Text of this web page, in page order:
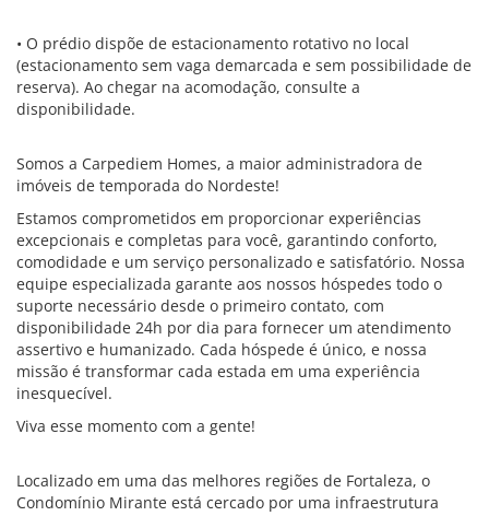
• O prédio dispõe de estacionamento rotativo no local
(estacionamento sem vaga demarcada e sem possibilidade de
reserva). Ao chegar na acomodação, consulte a
disponibilidade.
Somos a Carpediem Homes, a maior administradora de
imóveis de temporada do Nordeste!
Estamos comprometidos em proporcionar experiências
excepcionais e completas para você, garantindo conforto,
comodidade e um serviço personalizado e satisfatório. Nossa
equipe especializada garante aos nossos hóspedes todo o
suporte necessário desde o primeiro contato, com
disponibilidade 24h por dia para fornecer um atendimento
assertivo e humanizado. Cada hóspede é único, e nossa
missão é transformar cada estada em uma experiência
inesquecível.
Viva esse momento com a gente!
Localizado em uma das melhores regiões de Fortaleza, o
Condomínio Mirante está cercado por uma infraestrutura